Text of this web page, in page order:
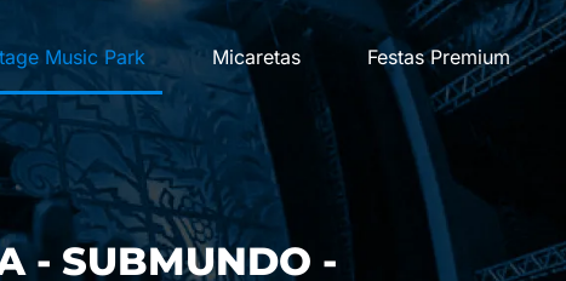
Music Park Micaretas Festas Premium
- SUBMUNDO -